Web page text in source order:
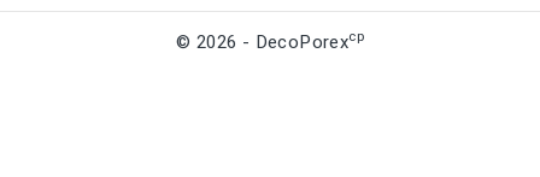
© 2026 - DecoPorexcp